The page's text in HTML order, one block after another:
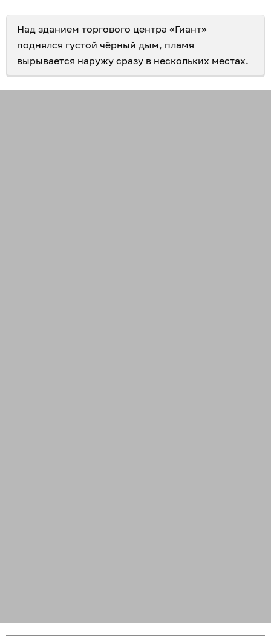
Над зданием торгового центра «Гиант»
поднялся густой чёрный дым, пламя
вырывается наружу сразу в нескольких местах.